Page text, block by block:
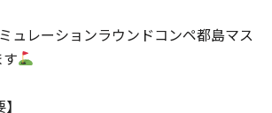
ュレーションラウンドコンペ都島マス